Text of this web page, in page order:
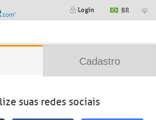
Login BR
Cadastro
suas redes sociais